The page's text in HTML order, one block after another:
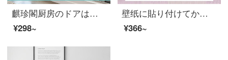
麒珍閣厨房のドアは障子のガラスのシールを押します。3 D立体壁の貼る絵はリビングガラスの扉のシールを貼ります。台所は障子を押して壁を飾ります。創意的な窓の模様は北欧風の盆栽が特大です。
¥298~
壁纸に貼り付けてから、ベッドルームに壁纸を厚くして、防水壁紙の寄宿舎の壁紙に暖かい壁紙の背景壁を飾って、ピンク色の壁を飾っています。
¥366~